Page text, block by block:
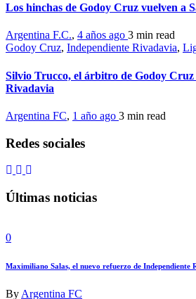
Los hinchas de Godoy Cruz vuelven a
Argentina F.C., 4 años ago 3 min read
Godoy Cruz, Independiente Rivadavia,
Silvio Trucco, el árbitro de Godoy Cruz
Rivadavia
Argentina FC, 1 año ago 3 min read
Redes sociales
Últimas noticias
0
Maximiliano Salas, el nuevo refuerzo de Independiente
By Argentina FC